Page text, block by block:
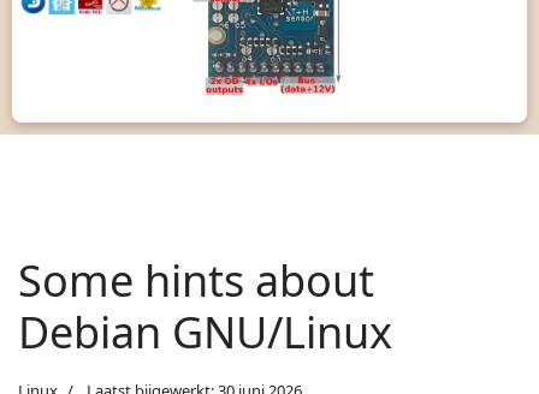
Some hints about
Debian GNU/Linux